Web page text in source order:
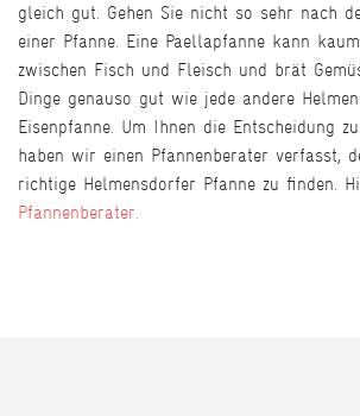
gleich gut. Gehen Sie nicht so sehr nach
einer Pfanne. Eine Paellapfanne kann
zwischen Fisch und Fleisch und brät
Dinge genauso gut wie jede andere
Eisenpfanne. Um Ihnen die Entscheidung
haben wir einen Pfannenberater verfasst,
richtige Helmensdorfer Pfanne zu finden.
Pfannenberater.